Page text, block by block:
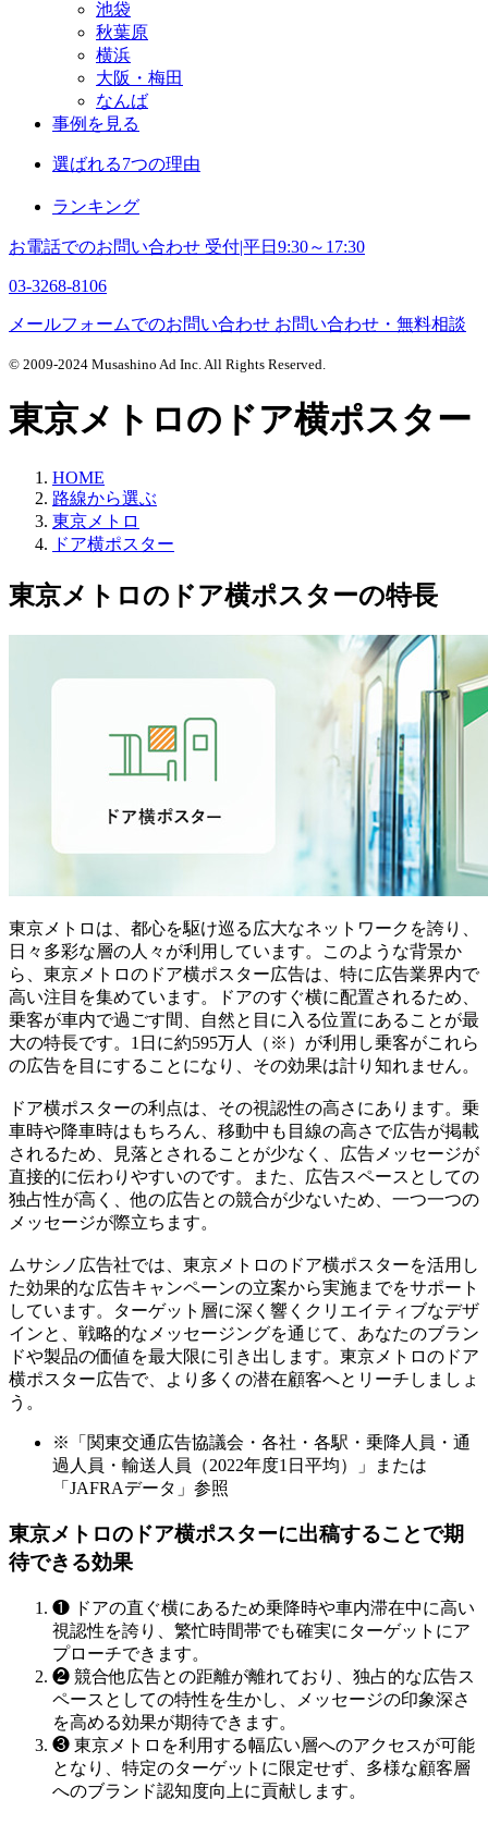
池袋
秋葉原
横浜
大阪・梅田
なんば
事例を見る
選ばれる7つの理由
ランキング
お電話でのお問い合わせ 受付|平日9:30～17:30
03-3268-8106
メールフォームでのお問い合わせ お問い合わせ・無料相談
© 2009-2024 Musashino Ad Inc. All Rights Reserved.
東京メトロのドア横ポスター
HOME
路線から選ぶ
東京メトロ
ドア横ポスター
東京メトロのドア横ポスターの特長
東京メトロは、都心を駆け巡る広大なネットワークを誇り、
日々多彩な層の人々が利用しています。このような背景か
ら、東京メトロのドア横ポスター広告は、特に広告業界内で
高い注目を集めています。ドアのすぐ横に配置されるため、
乗客が車内で過ごす間、自然と目に入る位置にあることが最
大の特長です。1日に約595万人（※）が利用し乗客がこれら
の広告を目にすることになり、その効果は計り知れません。
ドア横ポスターの利点は、その視認性の高さにあります。乗
車時や降車時はもちろん、移動中も目線の高さで広告が掲載
されるため、見落とされることが少なく、広告メッセージが
直接的に伝わりやすいのです。また、広告スペースとしての
独占性が高く、他の広告との競合が少ないため、一つ一つの
メッセージが際立ちます。
ムサシノ広告社では、東京メトロのドア横ポスターを活用し
た効果的な広告キャンペーンの立案から実施までをサポート
しています。ターゲット層に深く響くクリエイティブなデザ
インと、戦略的なメッセージングを通じて、あなたのブラン
ドや製品の価値を最大限に引き出します。東京メトロのドア
横ポスター広告で、より多くの潜在顧客へとリーチしましょ
う。
※「関東交通広告協議会・各社・各駅・乗降人員・通
過人員・輸送人員（2022年度1日平均）」または
「JAFRAデータ」参照
東京メトロのドア横ポスターに出稿することで期
待できる効果
❶ ドアの直ぐ横にあるため乗降時や車内滞在中に高い
視認性を誇り、繁忙時間帯でも確実にターゲットにア
プローチできます。
❷ 競合他広告との距離が離れており、独占的な広告ス
ペースとしての特性を生かし、メッセージの印象深さ
を高める効果が期待できます。
❸ 東京メトロを利用する幅広い層へのアクセスが可能
となり、特定のターゲットに限定せず、多様な顧客層
へのブランド認知度向上に貢献します。